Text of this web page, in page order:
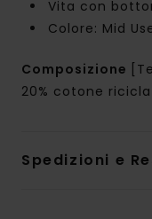
Vita con
Colore: Mid
Composizione
20% cotone
Spedizioni e